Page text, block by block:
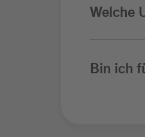
Welche
Bin ich